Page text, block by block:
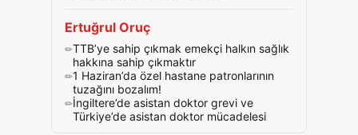
Ertuğrul Oruç
TTB’ye sahip çıkmak emekçi halkın sağlık
hakkına sahip çıkmaktır
1 Haziran’da özel hastane patronlarının
tuzağını bozalım!
İngiltere’de asistan doktor grevi ve
Türkiye’de asistan doktor mücadelesi